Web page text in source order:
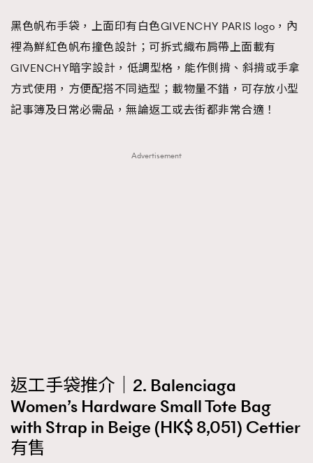
黑色帆布手袋，上面印有白色GIVENCHY PARIS logo，內
裡為鮮紅色帆布撞色設計；可拆式織布肩帶上面載有
GIVENCHY暗字設計，低調型格，能作側揹、斜揹或手拿
方式使用，方便配搭不同造型；載物量不錯，可存放小型
記事簿及日常必需品，無論返工或去街都非常合適！
Advertisement
返工手袋推介｜2. Balenciaga
Women’s Hardware Small Tote Bag
with Strap in Beige (HK$ 8,051) Cettier
有售